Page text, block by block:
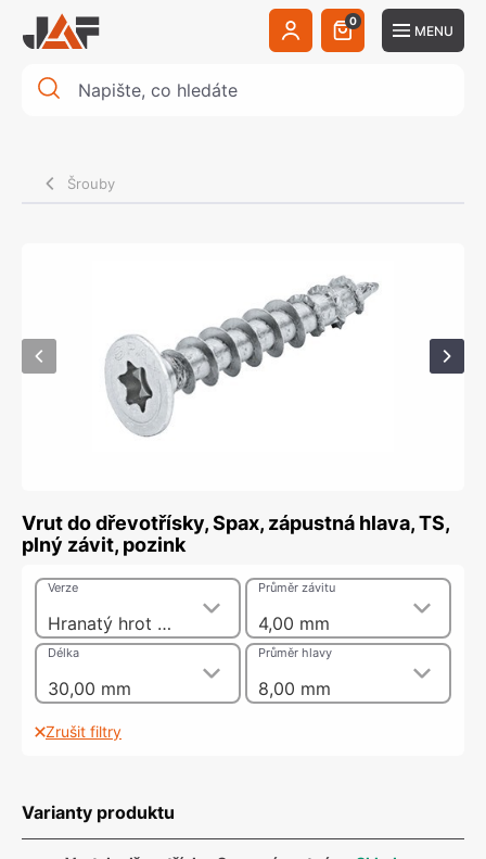
0
MENU
Šrouby
Vrut do dřevotřísky, Spax, zápustná hlava, TS,
plný závit, pozink
Hranatý hrot s patentovaným vlnovým profilem a víceúčelovou hlavou
Verze
4,00 mm
Průměr závitu
30,00 mm
Délka
8,00 mm
Průměr hlavy
Zrušit filtry
Varianty produktu